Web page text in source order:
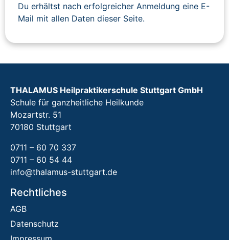
Du erhältst nach erfolgreicher Anmeldung eine E-
Mail mit allen Daten dieser Seite.
THALAMUS Heilpraktikerschule Stuttgart GmbH
Schule für ganzheitliche Heilkunde
Mozartstr. 51
70180 Stuttgart
0711 – 60 70 337
0711 – 60 54 44
info@thalamus-stuttgart.de
Rechtliches
AGB
Datenschutz